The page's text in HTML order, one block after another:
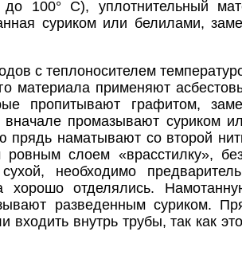
до 100° С), уплотнительный
суриком или белилами,
с теплоносителем
материала применяют
пропитывают графитом,
промазывают суриком
прядь наматывают со второй
ровным слоем «врасстилку»,
необходимо
хорошо отделялись.
разведенным суриком.
входить внутрь трубы, так как